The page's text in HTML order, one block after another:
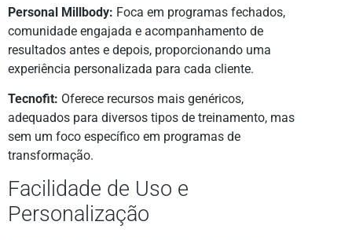
Personal Millbody: Foca em programas fechados,
comunidade engajada e acompanhamento de
resultados antes e depois, proporcionando uma
experiência personalizada para cada cliente.
Tecnofit: Oferece recursos mais genéricos,
adequados para diversos tipos de treinamento, mas
sem um foco específico em programas de
transformação.
Facilidade de Uso e
Personalização